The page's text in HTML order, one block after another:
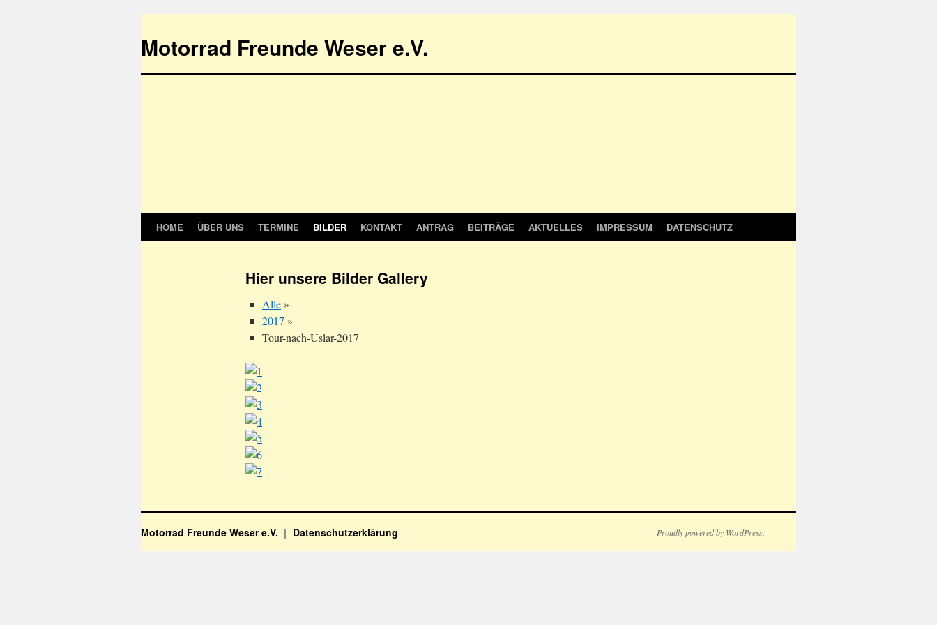
Motorrad Freunde Weser e.V.
Springe
HOME ÜBER UNS TERMINE BILDER KONTAKT ANTRAG BEITRÄGE AKTUELLES IMPRESSUM DATENSCHUTZ
Hier unsere Bilder Gallery
Alle »
2017 »
Tour-nach-Uslar-2017
Motorrad Freunde Weser e.V. Datenschutzerklärung Proudly powered by WordPress.